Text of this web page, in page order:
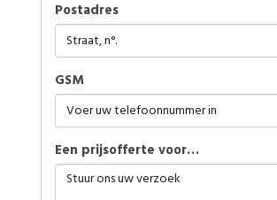
Postadres
GSM
Een prijsofferte voor…